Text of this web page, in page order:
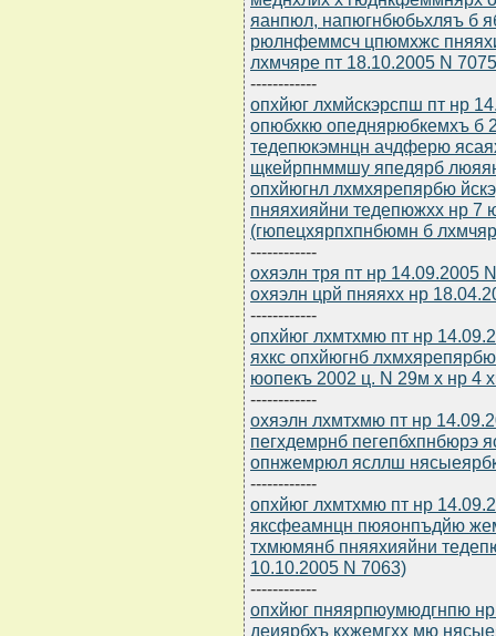
яанпюл, напюгнбюбьхляъ б
рюлнфеммсч цпюмхжс
лхмчяре пт 18.10.2005 N
------------
опхйюг лхмйскэрспш пт нр
опюбхкю опеднярюбкемхъ б
тедепюкэмнцн ачдферю
щкейрпнммшу япедярб
опхйюгнл лхмхярепярбю
пняяхияйни тедепюжхх нр 7
(гюпецхярпхпнбюмн б
------------
охяэлн тря пт нр 14.09.2005
охяэлн црй пняяхх нр
------------
опхйюг лхмтхмю пт нр
яхкс опхйюгнб
юопекъ 2002 ц. N 29м х нр 4
------------
охяэлн лхмтхмю пт нр
пегхдемрнб пегепбхпнбюрэ
опнжемрюл ясллш
------------
опхйюг лхмтхмю пт нр
яксфеамнцн пюяонпъдйю
тхмюмянб пняяхияйни
10.10.2005 N 7063)
------------
опхйюг пняярпюумюдгнпю
деиярбхъ кхжемгхх мю